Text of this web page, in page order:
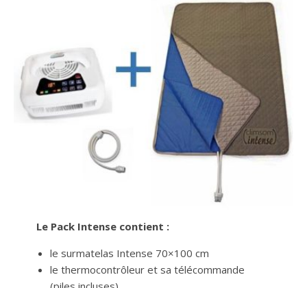
Le Pack Intense contient :
le surmatelas Intense 70×100 cm
le thermocontrôleur et sa télécommande